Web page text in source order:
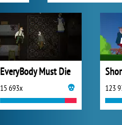
EveryBody Must Die
15 693x 123